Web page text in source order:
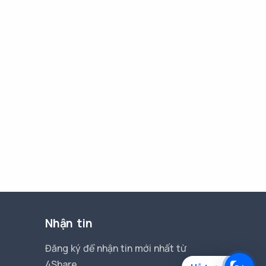
Nhận tin
Đăng ký để nhận tin mới nhất từ